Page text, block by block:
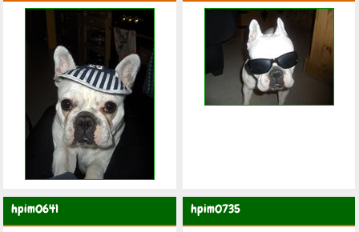
hpim0641 hpim0735